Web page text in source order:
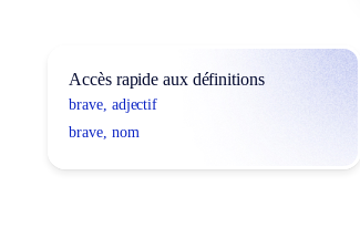
Accès rapide aux définitions
brave, adjectif
brave, nom